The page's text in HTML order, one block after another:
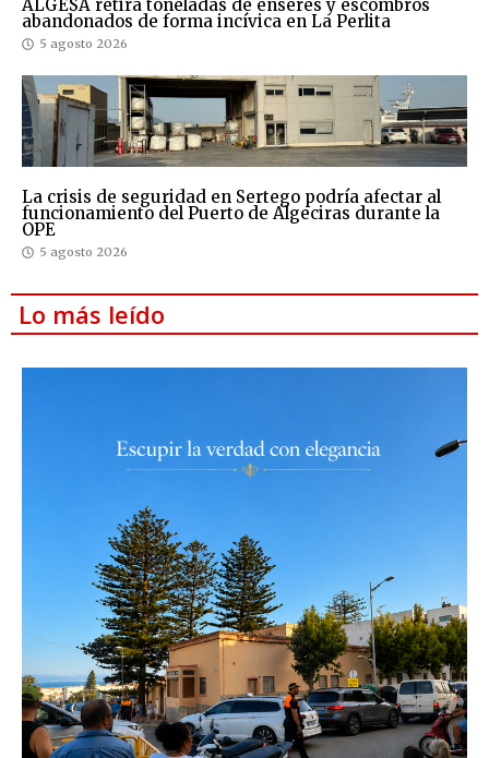
ALGESA retira toneladas de enseres y escombros
abandonados de forma incívica en La Perlita
5 agosto 2026
La crisis de seguridad en Sertego podría afectar al
funcionamiento del Puerto de Algeciras durante la
OPE
5 agosto 2026
Lo más leído